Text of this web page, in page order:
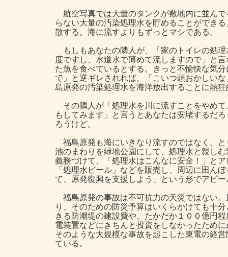
航空写真では大量のタンクが敷地内に並ん
らない大量の汚染処理水を貯めることができ
散する。海に流すよりもずっとマシである。
もしもあなたの隣人が、「家のトイレの処
度ですし、水道水で薄めて流しますので」と
た魚を食べているとする。きっと不愉快な気
で」と逆ギレされれば、「こいつ頭おかしい
島原発の汚染処理水を海洋放出することに熱
その隣人が「処理水を川に流すことをやめ
もしてみます」と言うとあなたは安堵するだ
ろうけど。
福島原発も海にいきなり流すのではなく、
池のまわりを緑地公園にして、処理水と親し
義務づけて、「処理水はこんなに安全！」と
「処理水ビール」などを販売し、周辺に田ん
て、原発復興を支援しよう」という形でアピ
福島原発の事故は不可抗力の天災ではない
り、そのための防災予算はいくらかけても十
きる防潮堤の建設費や、たかだか１００億円
電装置などにきちんと投資をしなかったため
そのような大規模な事故を起こした東電の経
ている。